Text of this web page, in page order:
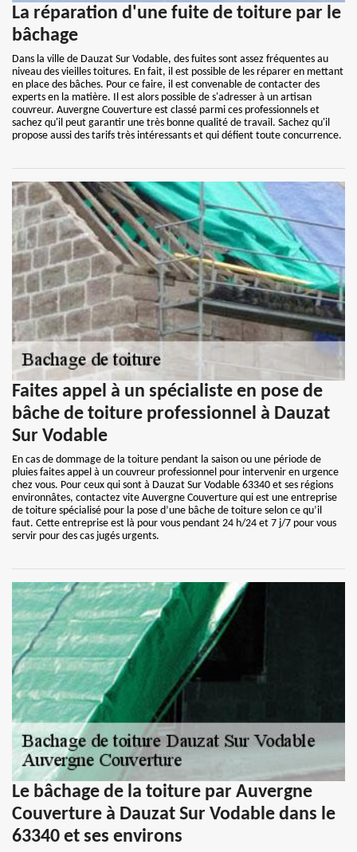
La réparation d'une fuite de toiture par le
bâchage
Dans la ville de Dauzat Sur Vodable, des fuites sont assez fréquentes au
niveau des vieilles toitures. En fait, il est possible de les réparer en mettant
en place des bâches. Pour ce faire, il est convenable de contacter des
experts en la matière. Il est alors possible de s'adresser à un artisan
couvreur. Auvergne Couverture est classé parmi ces professionnels et
sachez qu'il peut garantir une très bonne qualité de travail. Sachez qu'il
propose aussi des tarifs très intéressants et qui défient toute concurrence.
Faites appel à un spécialiste en pose de
bâche de toiture professionnel à Dauzat
Sur Vodable
En cas de dommage de la toiture pendant la saison ou une période de
pluies faites appel à un couvreur professionnel pour intervenir en urgence
chez vous. Pour ceux qui sont à Dauzat Sur Vodable 63340 et ses régions
environnâtes, contactez vite Auvergne Couverture qui est une entreprise
de toiture spécialisé pour la pose d’une bâche de toiture selon ce qu’il
faut. Cette entreprise est là pour vous pendant 24 h/24 et 7 j/7 pour vous
servir pour des cas jugés urgents.
Le bâchage de la toiture par Auvergne
Couverture à Dauzat Sur Vodable dans le
63340 et ses environs